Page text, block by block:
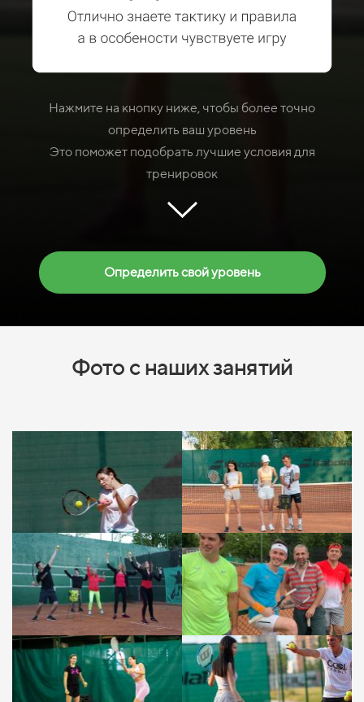
Нажмите на кнопку ниже, чтобы более точно
определить ваш уровень
Это поможет подобрать лучшие условия для
тренировок
Определить свой уровень
Фото с наших занятий